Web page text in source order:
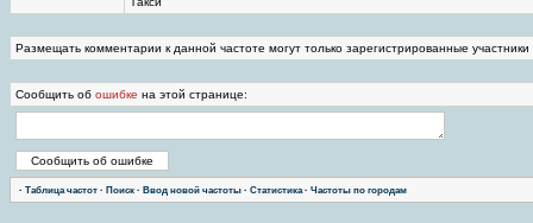
Размещать комментарии к данной частоте могут только зарегистрированные
Сообщить об ошибке на этой странице:
· Таблица частот · Поиск · Ввод новой частоты · Статистика· Частоты по городам